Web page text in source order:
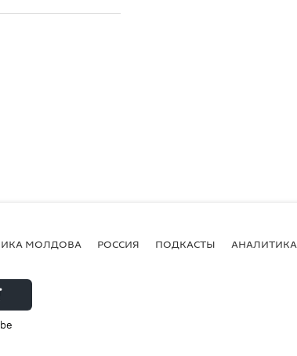
МОЛДОВА РОССИЯ ПОДКАСТЫ АНАЛИТИКА